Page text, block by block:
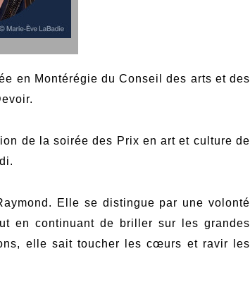
en Montérégie du Conseil des arts et des
de la soirée des Prix en art et culture de
Elle se distingue par une volonté
en continuant de briller sur les grandes
elle sait toucher les cœurs et ravir les